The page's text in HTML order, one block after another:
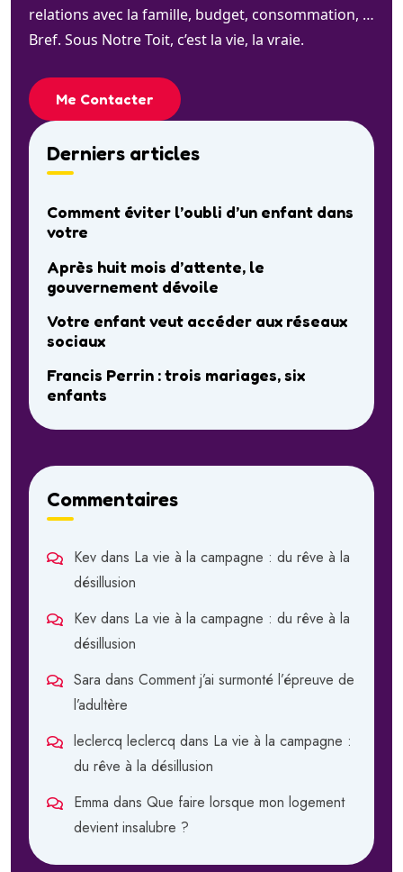
relations avec la famille, budget, consommation, …
Bref. Sous Notre Toit, c’est la vie, la vraie.
Me Contacter
Derniers articles
Comment éviter l’oubli d’un enfant dans
votre
Après huit mois d’attente, le
gouvernement dévoile
Votre enfant veut accéder aux réseaux
sociaux
Francis Perrin : trois mariages, six
enfants
Commentaires
Kev dans La vie à la campagne : du rêve à la
désillusion
Kev dans La vie à la campagne : du rêve à la
désillusion
Sara dans Comment j’ai surmonté l’épreuve de
l’adultère
leclercq leclercq dans La vie à la campagne :
du rêve à la désillusion
Emma dans Que faire lorsque mon logement
devient insalubre ?